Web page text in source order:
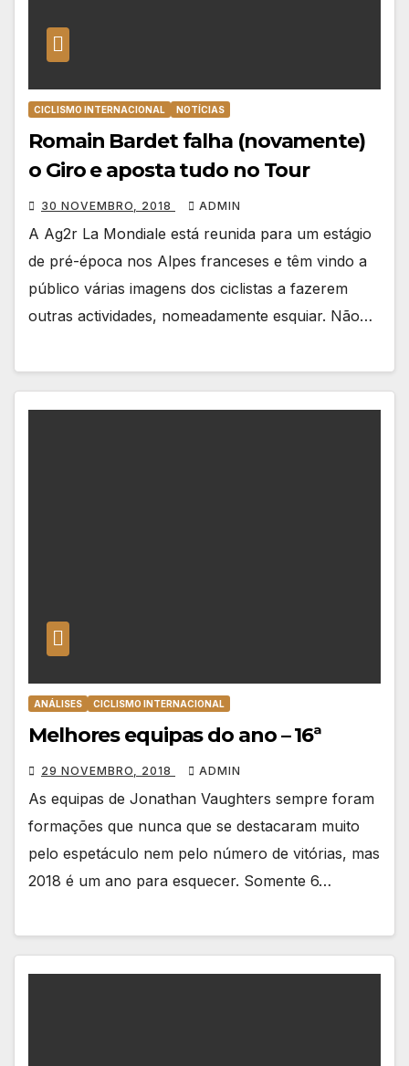
CICLISMO INTERNACIONAL NOTÍCIAS
Romain Bardet falha (novamente)
o Giro e aposta tudo no Tour
30 NOVEMBRO, 2018 ADMIN
A Ag2r La Mondiale está reunida para um estágio
de pré-época nos Alpes franceses e têm vindo a
público várias imagens dos ciclistas a fazerem
outras actividades, nomeadamente esquiar. Não…
ANÁLISES CICLISMO INTERNACIONAL
Melhores equipas do ano – 16ª
29 NOVEMBRO, 2018 ADMIN
As equipas de Jonathan Vaughters sempre foram
formações que nunca que se destacaram muito
pelo espetáculo nem pelo número de vitórias, mas
2018 é um ano para esquecer. Somente 6…